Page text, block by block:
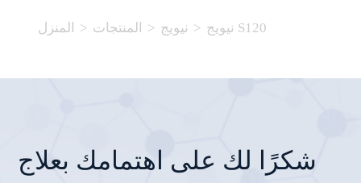
المنزل > المنتجات > نيويج > نيويج S120
شكرًا لك على اهتمامك بعلاج